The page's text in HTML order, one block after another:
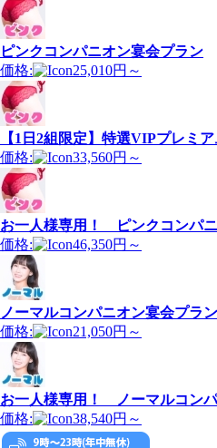
ピンクコンパニオン宴会プラン
価格:
25,010円～
【1日2組限定】特選VIPプレミ
価格:
33,560円～
お一人様専用！ ピンクコンパ
価格:
46,350円～
ノーマルコンパニオン宴会プラン
価格:
21,050円～
お一人様専用！ ノーマルコン
価格:
38,540円～